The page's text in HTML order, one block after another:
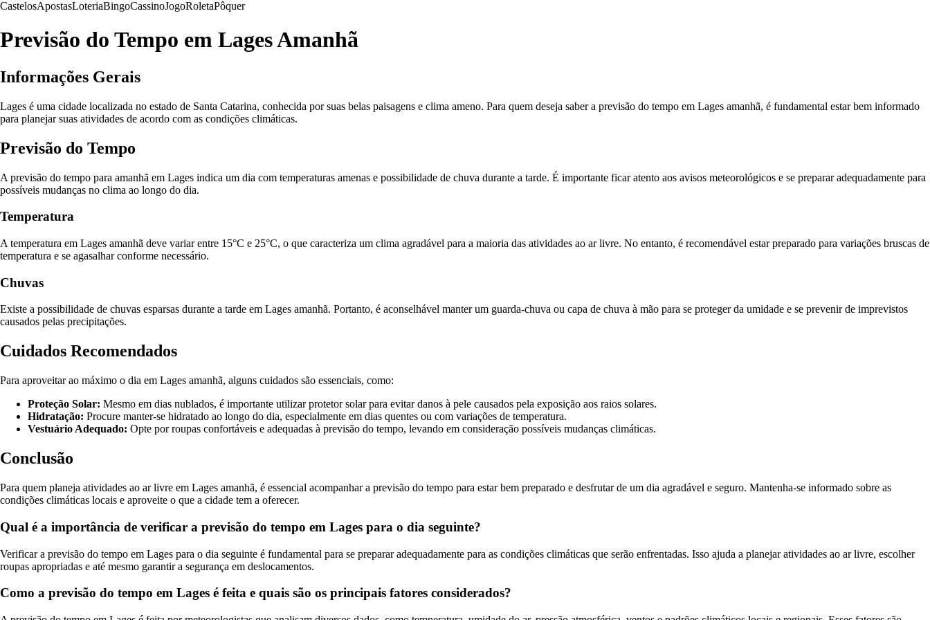
CastelosApostasLoteriaBingoCassinoJogoRoletaPôquer
Previsão do Tempo em Lages Amanhã
Informações Gerais
Lages é uma cidade localizada no estado de Santa Catarina, conhecida por suas belas paisagens e clima ameno. Para quem deseja saber a previsão do tempo em Lages amanhã, é fundamental estar bem informado
para planejar suas atividades de acordo com as condições climáticas.
Previsão do Tempo
A previsão do tempo para amanhã em Lages indica um dia com temperaturas amenas e possibilidade de chuva durante a tarde. É importante ficar atento aos avisos meteorológicos e se preparar adequadamente para
possíveis mudanças no clima ao longo do dia.
Temperatura
A temperatura em Lages amanhã deve variar entre 15°C e 25°C, o que caracteriza um clima agradável para a maioria das atividades ao ar livre. No entanto, é recomendável estar preparado para variações bruscas de
temperatura e se agasalhar conforme necessário.
Chuvas
Existe a possibilidade de chuvas esparsas durante a tarde em Lages amanhã. Portanto, é aconselhável manter um guarda-chuva ou capa de chuva à mão para se proteger da umidade e se prevenir de imprevistos
causados pelas precipitações.
Cuidados Recomendados
Para aproveitar ao máximo o dia em Lages amanhã, alguns cuidados são essenciais, como:
Proteção Solar: Mesmo em dias nublados, é importante utilizar protetor solar para evitar danos à pele causados pela exposição aos raios solares.
Hidratação: Procure manter-se hidratado ao longo do dia, especialmente em dias quentes ou com variações de temperatura.
Vestuário Adequado: Opte por roupas confortáveis e adequadas à previsão do tempo, levando em consideração possíveis mudanças climáticas.
Conclusão
Para quem planeja atividades ao ar livre em Lages amanhã, é essencial acompanhar a previsão do tempo para estar bem preparado e desfrutar de um dia agradável e seguro. Mantenha-se informado sobre as
condições climáticas locais e aproveite o que a cidade tem a oferecer.
Qual é a importância de verificar a previsão do tempo em Lages para o dia seguinte?
Verificar a previsão do tempo em Lages para o dia seguinte é fundamental para se preparar adequadamente para as condições climáticas que serão enfrentadas. Isso ajuda a planejar atividades ao ar livre, escolher
roupas apropriadas e até mesmo garantir a segurança em deslocamentos.
Como a previsão do tempo em Lages é feita e quais são os principais fatores considerados?